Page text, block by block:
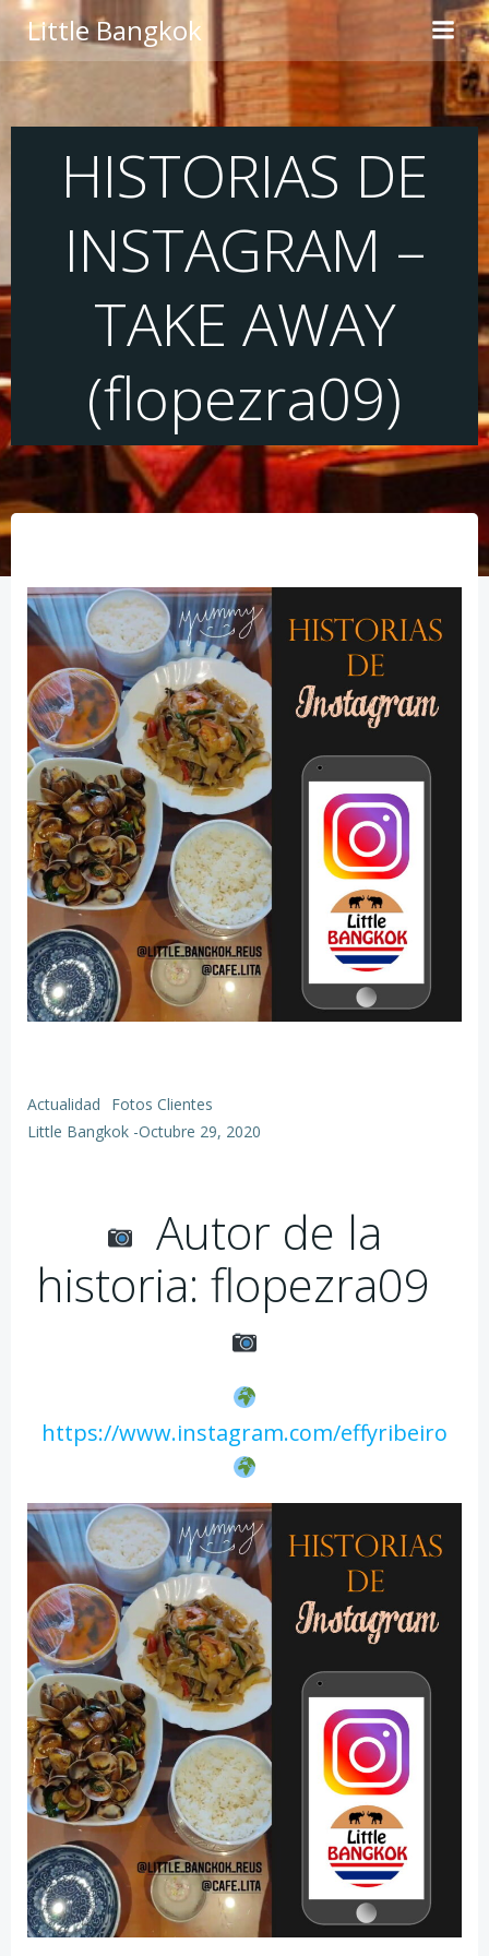
Saltar
al
contenido
Little Bangkok
HISTORIAS DE
INSTAGRAM –
TAKE AWAY
(flopezra09)
Actualidad
Fotos Clientes
Little Bangkok -Octubre 29, 2020
Autor de la
historia: flopezra09
https://www.instagram.com/effyribeiro